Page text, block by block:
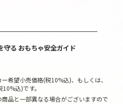
守る おもちゃ安全ガイド
希望小売価格(税10%込)、もしくは、
込)です。
品と一部異なる場合がございますので